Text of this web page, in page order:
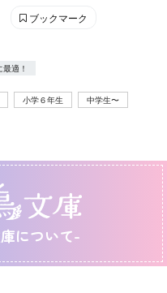
ブックマーク
適！
小学６年生 中学生〜
について-